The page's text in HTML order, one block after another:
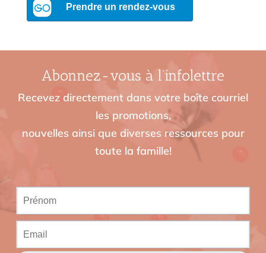
Abonnez-vous à l’infolettre
Recevez directement dans votre boîte courriel
les promotions,
nouvelles ainsi que diverses ressources pour
toute la famille!